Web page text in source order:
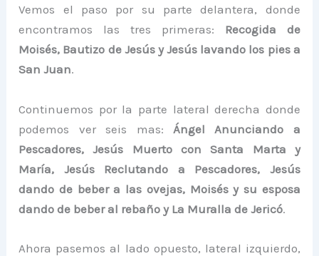
Vemos el paso por su parte delantera, donde
encontramos las tres primeras: Recogida de
Moisés, Bautizo de Jesús y Jesús lavando los pies a
San Juan.
Continuemos por la parte lateral derecha donde
podemos ver seis mas: Ángel Anunciando a
Pescadores, Jesús Muerto con Santa Marta y
María, Jesús Reclutando a Pescadores, Jesús
dando de beber a las ovejas, Moisés y su esposa
dando de beber al rebaño y La Muralla de Jericó.
Ahora pasemos al lado opuesto, lateral izquierdo,